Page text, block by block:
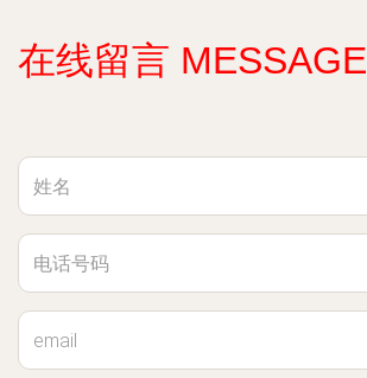
在线留言 MESSAGE